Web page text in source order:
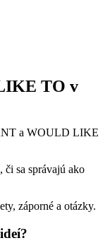
TO v
a WOULD LIKE
či sa správajú ako
záporné a otázky.